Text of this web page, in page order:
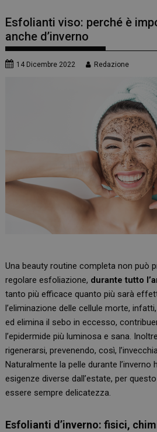
Esfolianti viso: perché è
anche d’inverno
14 Dicembre 2022 Redazione
Una beauty routine completa non può
regolare esfoliazione, durante tutto
tanto più efficace quanto più sarà
l’eliminazione delle cellule morte,
ed elimina il sebo in eccesso,
l’epidermide più luminosa e sana.
rigenerarsi, prevenendo, così,
Naturalmente la pelle durante l’inverno
esigenze diverse dall’estate, per
essere sempre delicatezza.
Esfolianti d’inverno: fisici,